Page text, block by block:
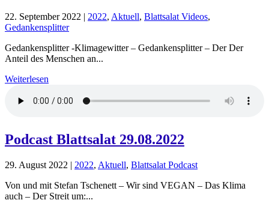
22. September 2022 | 2022, Aktuell, Blattsalat Videos,
Gedankensplitter
Gedankensplitter -Klimagewitter – Gedankensplitter – Der Der
Anteil des Menschen an...
Weiterlesen
Podcast Blattsalat 29.08.2022
29. August 2022 | 2022, Aktuell, Blattsalat Podcast
Von und mit Stefan Tschenett – Wir sind VEGAN – Das Klima
auch – Der Streit um:...